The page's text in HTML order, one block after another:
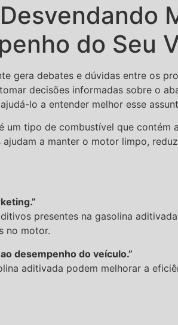
do Seu
gera debates e dúvidas entre os
decisões informadas sobre o
lo a entender melhor esse
um tipo de combustível que
a manter o motor limpo,
presentes na gasolina
no motor.
desempenho do veículo.”
aditivada podem melhorar a